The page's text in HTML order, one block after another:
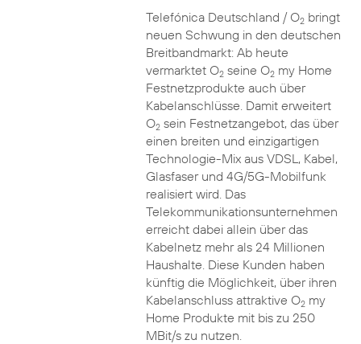
Telefónica Deutschland / O2bringt
neuen Schwung in den deutschen
Breitbandmarkt: Ab heute
vermarktet O2seine O2my Home
Festnetzprodukte auch über
Kabelanschlüsse. Damit erweitert
O2sein Festnetzangebot, das über
einen breiten und einzigartigen
Technologie-Mix aus VDSL, Kabel,
Glasfaser und 4G/5G-Mobilfunk
realisiert wird. Das
Telekommunikationsunternehmen
erreicht dabei allein über das
Kabelnetz mehr als 24 Millionen
Haushalte. Diese Kunden haben
künftig die Möglichkeit, über ihren
Kabelanschluss attraktive O2my
Home Produkte mit bis zu 250
MBit/s zu nutzen.